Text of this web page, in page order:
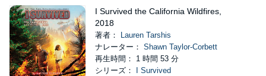
I Survived the California Wildfires,
2018
著者：
Lauren Tarshis
ナレーター： Shawn Taylor-Corbett
再生時間： 1 時間 53 分
シリーズ：
I Survived